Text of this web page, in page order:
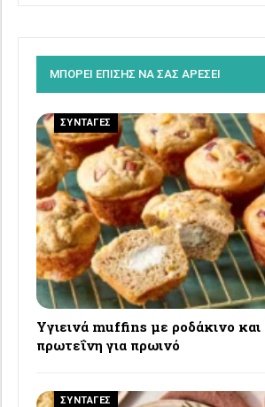
ΜΠΟΡΕΙ ΕΠΙΣΗΣ ΝΑ ΣΑΣ ΑΡΕΣΕΙ
ΣΥΝΤΑΓΕΣ
Υγιεινά muffins με ροδάκινο και
πρωτεΐνη για πρωινό
ΣΥΝΤΑΓΕΣ